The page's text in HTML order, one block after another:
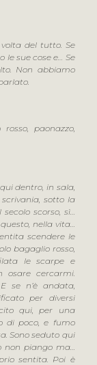
del tutto. Se
le sue cose e… Se
Non abbiamo
paonazzo,
dentro, in sala,
sotto la
scorso, sì…
nella vita…
scendere le
bagaglio rosso,
le scarpe e
cercarmi.
se n’è andata,
per diversi
qui, per una
di poco, e fumo
Sono seduto qui
non piango ma…
sentita. Poi è